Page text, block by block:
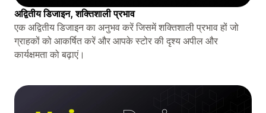
अद्वितीय डिजाइन, शक्तिशाली प्रभाव
एक अद्वितीय डिजाइन का अनुभव करें जिसमें शक्तिशाली प्रभाव हों जो
ग्राहकों को आकर्षित करें और आपके स्टोर की दृश्य अपील और
कार्यक्षमता को बढ़ाएं।